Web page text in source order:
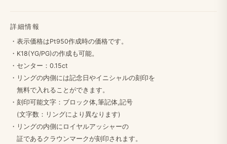
詳細情報
・​表示価格は​Pt950作成時の​価格です。
・K18(YG/PG)の​作成も​可能。
・センター：0.15ct
・リングの​内側には​記念日や​イニシャルの​刻印を​
無料で​入れる​ことができます。
・​刻印可能文字：ブロック体,筆記体,記号
(文字数：リングに​より​異なります)
・リングの​内側に​ロイヤルアッシャーの
証である​クラウンマークが​刻印されます。​